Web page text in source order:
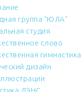
группа "ЮЛА"
студия
слово
гимнастика
дизайн
ДЭНС